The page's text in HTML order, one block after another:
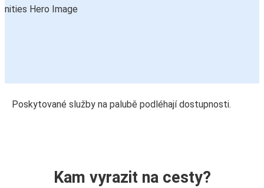
Poskytované služby na palubě podléhají dostupnosti.
Kam vyrazit na cesty?